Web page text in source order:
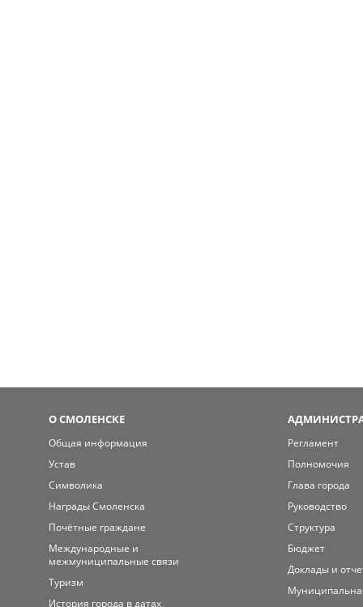
О СМОЛЕНСКЕ
Общая информация
Устав
Символика
Награды Смоленска
Почётные граждане
Международные и
межмуниципальные связи
Туризм
История города в датах
Регламент
Полномочия
Глава города
Руководство
Структура
Бюджет
Доклады и